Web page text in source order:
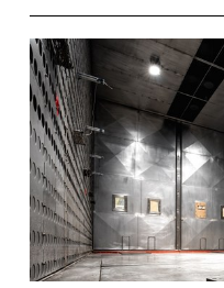
befasst sich mit allen
Leichtbaustrukturen.